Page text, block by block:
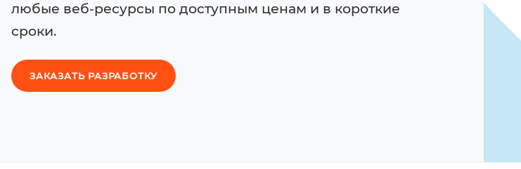
любые веб-ресурсы по доступным ценам и в короткие
сроки.
ЗАКАЗАТЬ РАЗРАБОТКУ